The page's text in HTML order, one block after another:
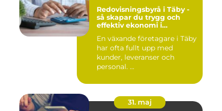
Redovisningsbyrå i Täby -
så skapar du trygg och
effektiv ekonomi i
En växande företagare i Täby
har ofta fullt upp med
kunder, leveranser och
personal. ...
31. maj